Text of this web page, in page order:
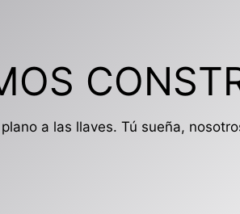
plano a las llaves. Tú sueña,